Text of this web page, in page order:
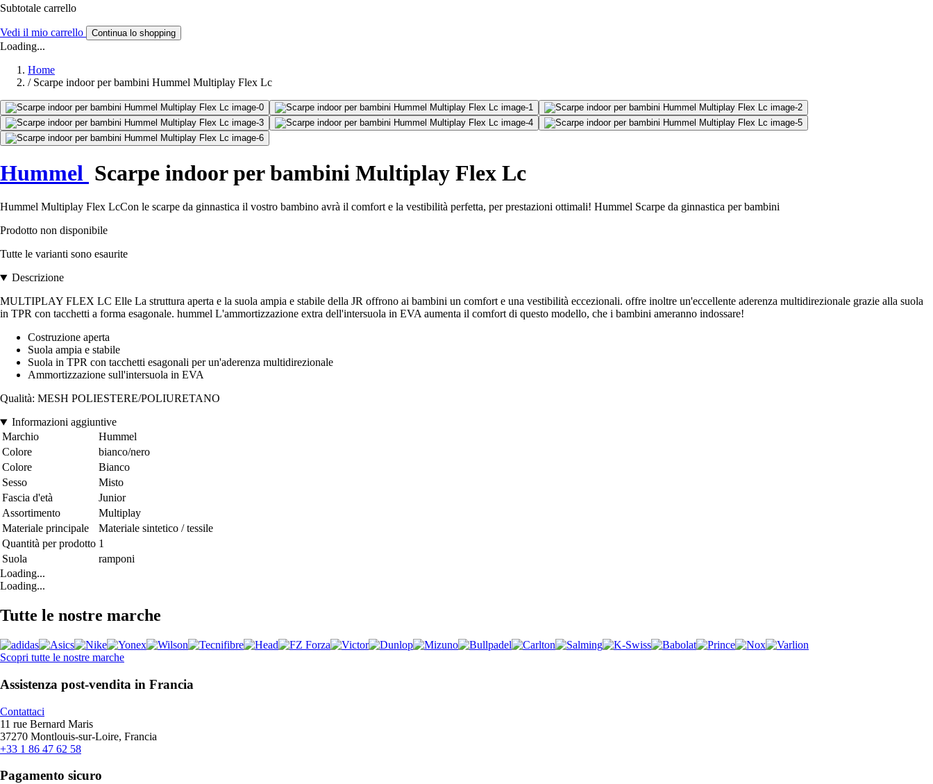
Subtotale carrello
Vedi il mio carrello Continua lo shopping
Loading...
Home
/ Scarpe indoor per bambini Hummel Multiplay Flex Lc
Hummel Scarpe indoor per bambini Multiplay Flex Lc
Hummel Multiplay Flex LcCon le scarpe da ginnastica il vostro bambino avrà il comfort e la vestibilità perfetta, per prestazioni ottimali! Hummel Scarpe da ginnastica per bambini
Prodotto non disponibile
Tutte le varianti sono esaurite
Descrizione
MULTIPLAY FLEX LC Elle La struttura aperta e la suola ampia e stabile della JR offrono ai bambini un comfort e una vestibilità eccezionali. offre inoltre un'eccellente aderenza multidirezionale grazie alla suola
in TPR con tacchetti a forma esagonale. hummel L'ammortizzazione extra dell'intersuola in EVA aumenta il comfort di questo modello, che i bambini ameranno indossare!
Costruzione aperta
Suola ampia e stabile
Suola in TPR con tacchetti esagonali per un'aderenza multidirezionale
Ammortizzazione sull'intersuola in EVA
Qualità: MESH POLIESTERE/POLIURETANO
Informazioni aggiuntive
Marchio
Hummel
Colore
bianco/nero
Colore
Bianco
Sesso
Misto
Fascia d'età
Junior
Assortimento
Multiplay
Materiale principale
Materiale sintetico / tessile
Quantità per prodotto 1
Suola
ramponi
Loading...
Loading...
Tutte le nostre marche
Scopri tutte le nostre marche
Assistenza post-vendita in Francia
Contattaci
11 rue Bernard Maris
37270 Montlouis-sur-Loire, Francia
+33 1 86 47 62 58
Pagamento sicuro